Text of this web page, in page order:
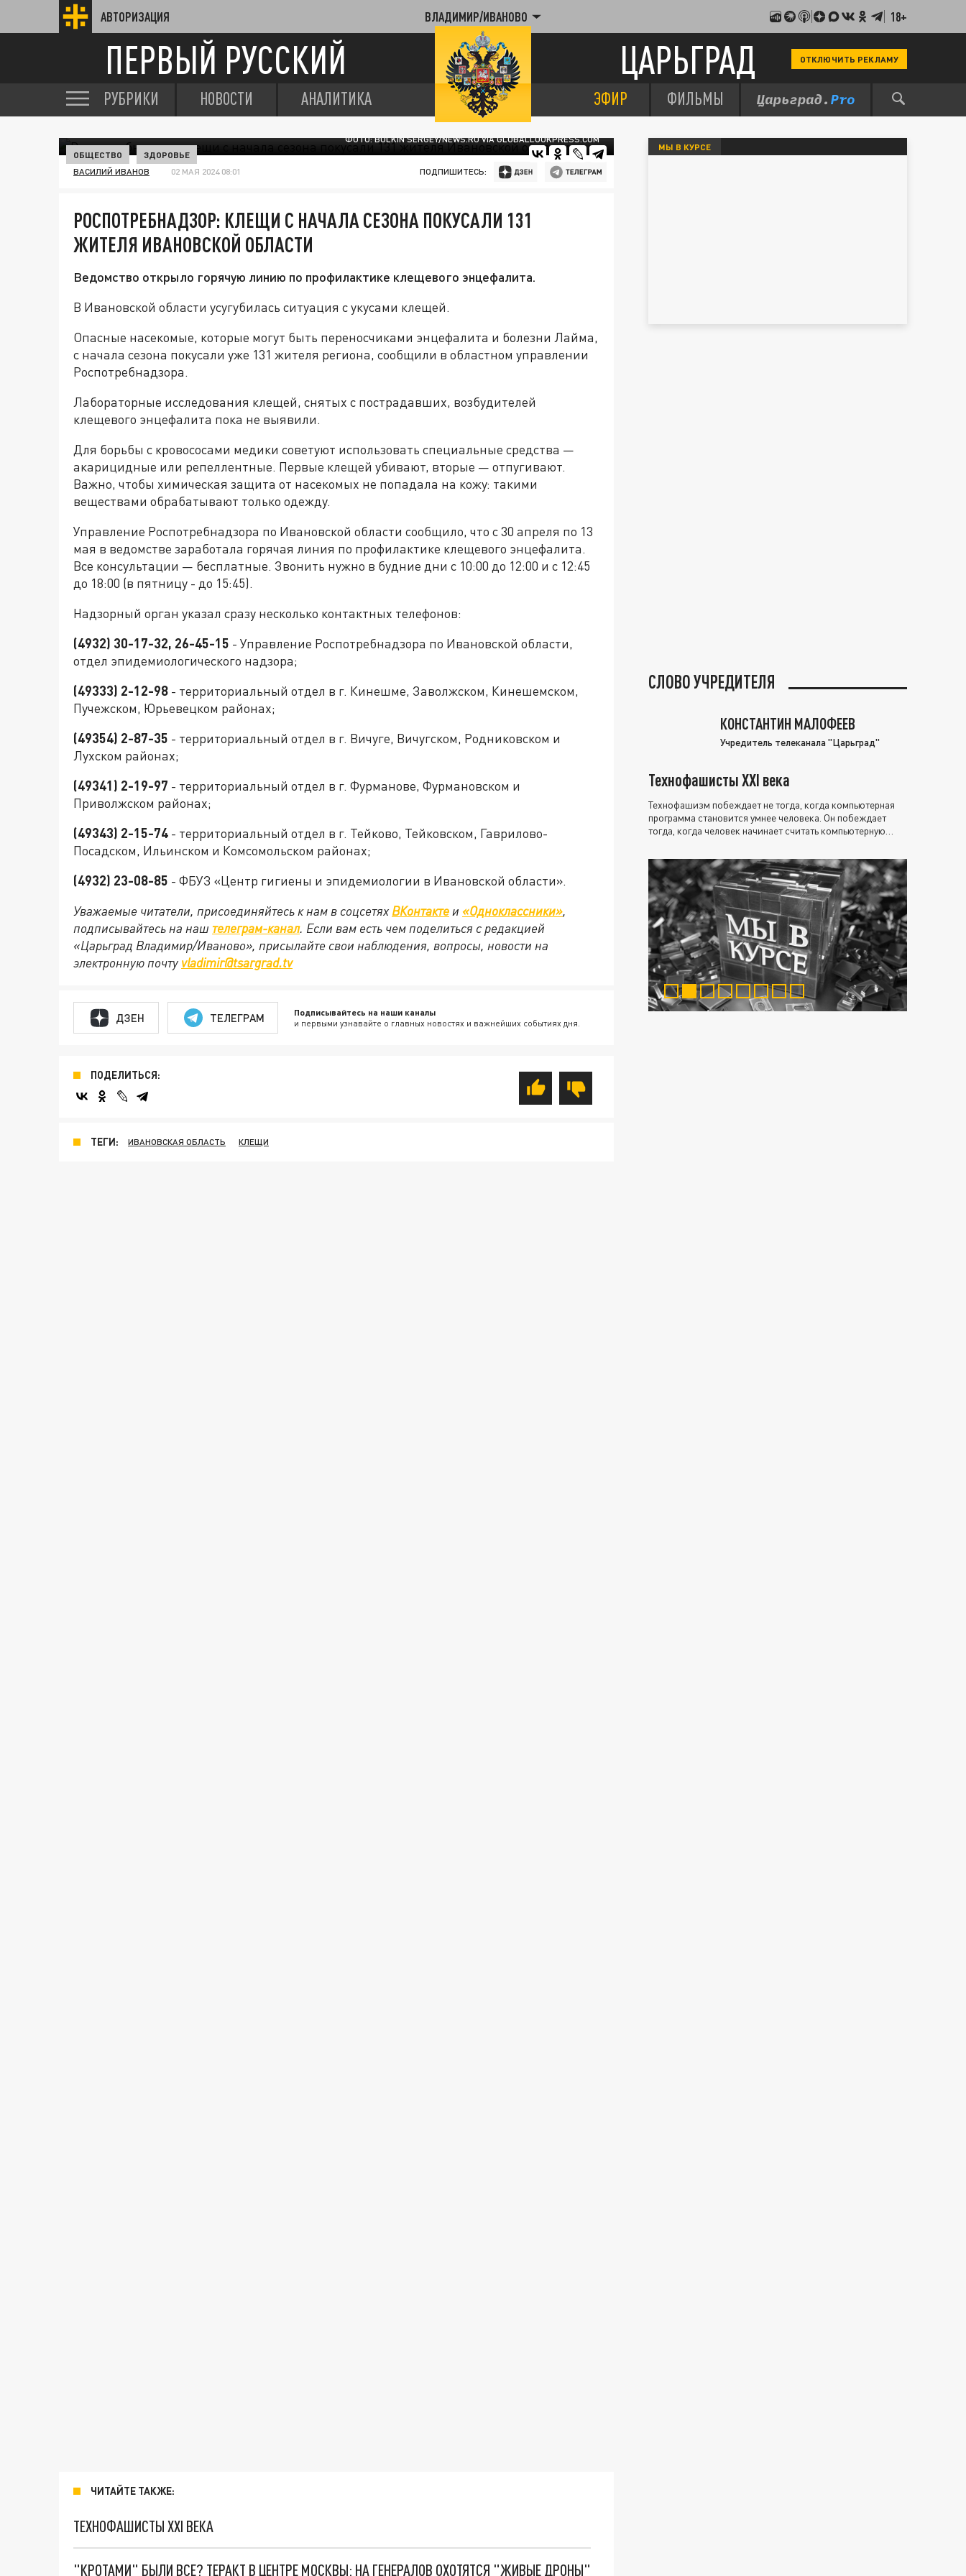
АВТОРИЗАЦИЯ ВЛАДИМИР/ИВАНОВО 18+
ПЕРВЫЙ РУССКИЙ ЦАРЬГРАД ОТКЛЮЧИТЬ РЕКЛАМУ
РУБРИКИ НОВОСТИ АНАЛИТИКА ЭФИР ФИЛЬМЫ
ФОТО: BULKIN SERGEY/NEWS.RU VIA GLOBALLOOKPRESS.COM
ОБЩЕСТВО ЗДОРОВЬЕ
ВАСИЛИЙ ИВАНОВ 02 МАЯ 2024 08:01 ПОДПИШИТЕСЬ:
РОСПОТРЕБНАДЗОР: КЛЕЩИ С НАЧАЛА СЕЗОНА ПОКУСАЛИ 131
ЖИТЕЛЯ ИВАНОВСКОЙ ОБЛАСТИ
Ведомство открыло горячую линию по профилактике клещевого энцефалита.
В Ивановской области усугубилась ситуация с укусами клещей.
Опасные насекомые, которые могут быть переносчиками энцефалита и болезни Лайма,
с начала сезона покусали уже 131 жителя региона, сообщили в областном управлении
Роспотребнадзора.
Лабораторные исследования клещей, снятых с пострадавших, возбудителей
клещевого энцефалита пока не выявили.
Для борьбы с кровососами медики советуют использовать специальные средства —
акарицидные или репеллентные. Первые клещей убивают, вторые — отпугивают.
Важно, чтобы химическая защита от насекомых не попадала на кожу: такими
веществами обрабатывают только одежду.
Управление Роспотребнадзора по Ивановской области сообщило, что с 30 апреля по 13
мая в ведомстве заработала горячая линия по профилактике клещевого энцефалита.
Все консультации — бесплатные. Звонить нужно в будние дни с 10:00 до 12:00 и с 12:45
до 18:00 (в пятницу - до 15:45).
Надзорный орган указал сразу несколько контактных телефонов:
(4932) 30-17-32, 26-45-15 - Управление Роспотребнадзора по Ивановской области,
отдел эпидемиологического надзора;
(49333) 2-12-98 - территориальный отдел в г. Кинешме, Заволжском, Кинешемском,
Пучежском, Юрьевецком районах;
(49354) 2-87-35 - территориальный отдел в г. Вичуге, Вичугском, Родниковском и
Лухском районах;
(49341) 2-19-97 - территориальный отдел в г. Фурманове, Фурмановском и
Приволжском районах;
(49343) 2-15-74 - территориальный отдел в г. Тейково, Тейковском, Гаврилово-
Посадском, Ильинском и Комсомольском районах;
(4932) 23-08-85 - ФБУЗ «Центр гигиены и эпидемиологии в Ивановской области».
Уважаемые читатели, присоединяйтесь к нам в соцсетях ВКонтакте и «Одноклассники»,
подписывайтесь на наш телеграм-канал. Если вам есть чем поделиться с редакцией
«Царьград Владимир/Иваново», присылайте свои наблюдения, вопросы, новости на
электронную почту vladimir@tsargrad.tv
ДЗЕН ТЕЛЕГРАМ Подписывайтесь на наши каналы
и первыми узнавайте о главных новостях и важнейших событиях дня.
ПОДЕЛИТЬСЯ:
ТЕГИ: ИВАНОВСКАЯ ОБЛАСТЬ КЛЕЩИ
ЧИТАЙТЕ ТАКЖЕ:
ТЕХНОФАШИСТЫ XXI ВЕКА
"КРОТАМИ" БЫЛИ ВСЕ? ТЕРАКТ В ЦЕНТРЕ МОСКВЫ: НА ГЕНЕРАЛОВ ОХОТЯТСЯ "ЖИВЫЕ ДРОНЫ"
МЫ В КУРСЕ
СЛОВО УЧРЕДИТЕЛЯ
КОНСТАНТИН МАЛОФЕЕВ
Учредитель телеканала "Царьград"
Технофашисты XXI века
Технофашизм побеждает не тогда, когда компьютерная
программа становится умнее человека. Он побеждает
тогда, когда человек начинает считать компьютерную